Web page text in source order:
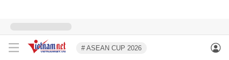
# ASEAN CUP 2026